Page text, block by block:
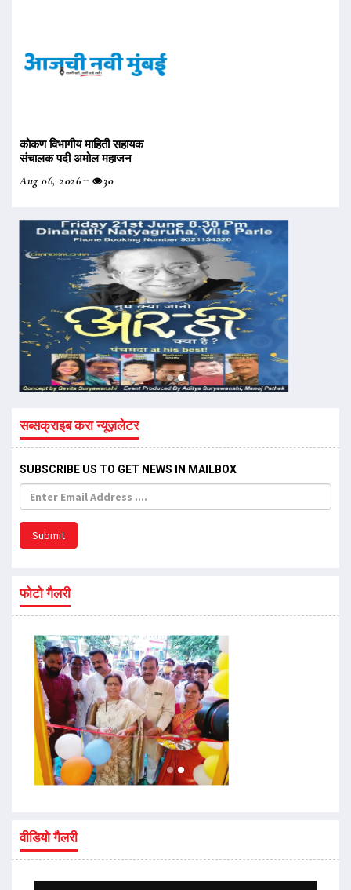
कोकण विभागीय माहिती सहायक
संचालक पदी अमोल महाजन
Aug 06, 2026
30
सब्सक्राइब करा न्यूज़लेटर
SUBSCRIBE US TO GET NEWS IN MAILBOX
Submit
फोटो गैलरी
वीडियो गैलरी